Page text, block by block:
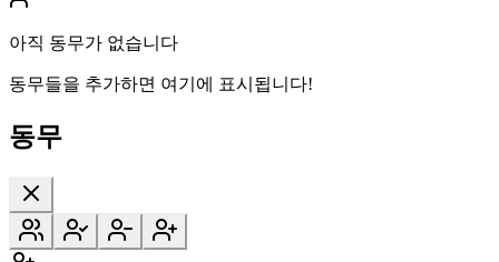
아직 동무가 없습니다
동무들을 추가하면 여기에 표시됩니다!
동무